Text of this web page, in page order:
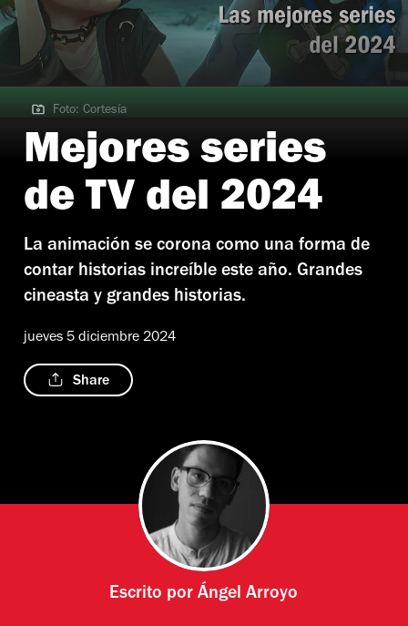
Foto: Cortesía
Foto: Cortesía
Mejores series
de TV del 2024
La animación se corona como una forma de
contar historias increíble este año. Grandes
cineasta y grandes historias.
jueves 5 diciembre 2024
Share
Escrito porÁngel Arroyo